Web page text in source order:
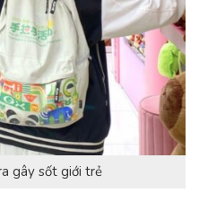
gây sốt giới trẻ